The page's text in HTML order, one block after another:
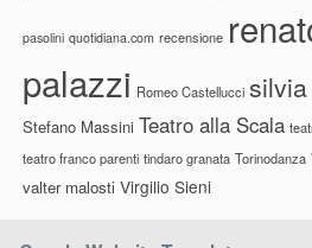
pasolini quotidiana.com recensione
palazzi Romeo Castellucci
Stefano Massini Teatro alla Scala
teatro franco parenti tindaro granata Torinodanza
valter malosti Virgilio Sieni